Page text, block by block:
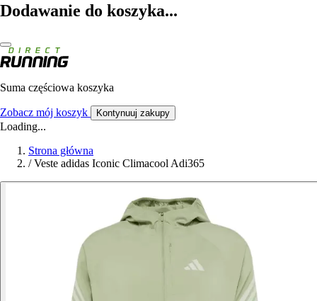
Dodawanie do koszyka...
Suma częściowa koszyka
Zobacz mój koszyk Kontynuuj zakupy
Loading...
Strona główna
/ Veste adidas Iconic Climacool Adi365